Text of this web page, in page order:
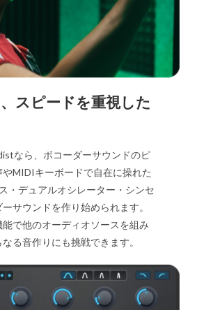
スピードを重視した
なら、ボコーダーサウンドのピ
やMIDIキーボードで自在に操れた
・デュアルオシレーター・シンセ
サウンドを作り始められます。
で他のオーディオソースを組み
る音作りにも挑戦できます。